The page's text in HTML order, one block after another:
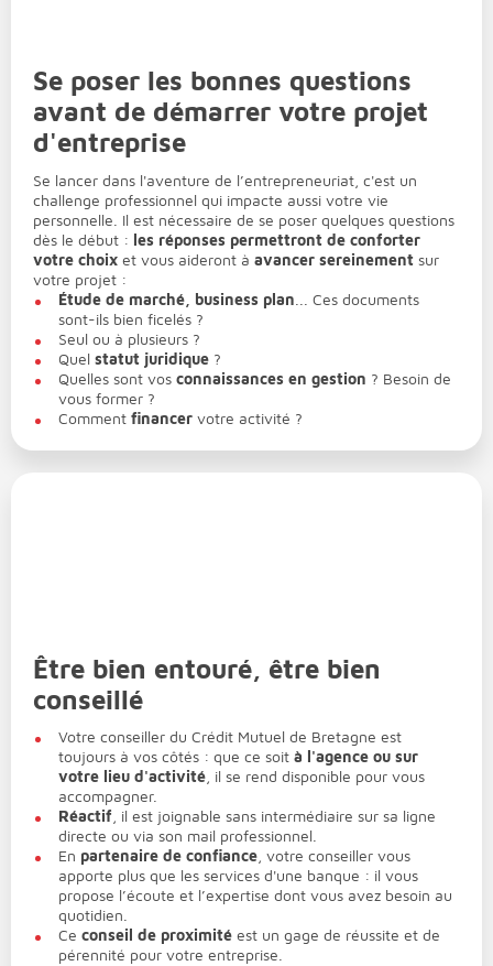
Se poser les bonnes questions
avant de démarrer votre projet
d'entreprise
Se lancer dans l'aventure de l’entrepreneuriat, c'est un
challenge professionnel qui impacte aussi votre vie
personnelle. Il est nécessaire de se poser quelques questions
dès le début : les réponses permettront de conforter
votre choix et vous aideront à avancer sereinement sur
votre projet :
Étude de marché, business plan ... Ces documents
sont-ils bien ficelés ?
Seul ou à plusieurs ?
Quel statut juridique ?
Quelles sont vos connaissances en gestion ? Besoin de
vous former ?
Comment financer votre activité ?
Être bien entouré, être bien
conseillé
Votre conseiller du Crédit Mutuel de Bretagne est
toujours à vos côtés : que ce soit à l'agence ou sur
votre lieu d'activité , il se rend disponible pour vous
accompagner.
Réactif , il est joignable sans intermédiaire sur sa ligne
directe ou via son mail professionnel.
En partenaire de confiance , votre conseiller vous
apporte plus que les services d'une banque : il vous
propose l’écoute et l’expertise dont vous avez besoin au
quotidien.
Ce conseil de proximité est un gage de réussite et de
pérennité pour votre entreprise.